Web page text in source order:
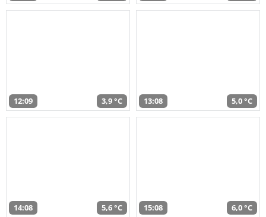
12:09 3,9 °C 13:08 5,0 °C
14:08 5,6 °C 15:08 6,0 °C